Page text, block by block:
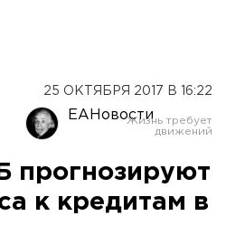
25 ОКТЯБРЯ 2017 В 16:22
ЕАНовости
прогнозируют
к кредитам в